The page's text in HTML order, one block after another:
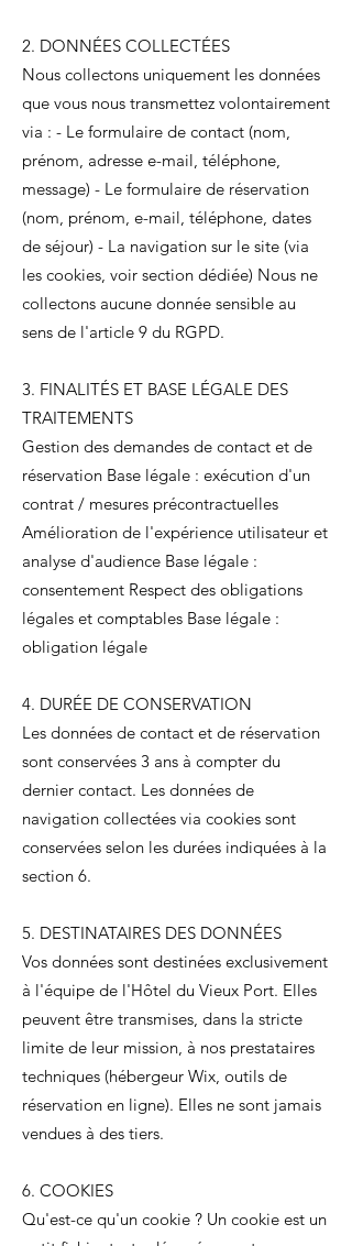
2. DONNÉES COLLECTÉES
Nous collectons uniquement les données
que vous nous transmettez volontairement
via : - Le formulaire de contact (nom,
prénom, adresse e-mail, téléphone,
message) - Le formulaire de réservation
(nom, prénom, e-mail, téléphone, dates
de séjour) - La navigation sur le site (via
les cookies, voir section dédiée) Nous ne
collectons aucune donnée sensible au
sens de l'article 9 du RGPD.
3. FINALITÉS ET BASE LÉGALE DES
TRAITEMENTS
Gestion des demandes de contact et de
réservation Base légale : exécution d'un
contrat / mesures précontractuelles
Amélioration de l'expérience utilisateur et
analyse d'audience Base légale :
consentement Respect des obligations
légales et comptables Base légale :
obligation légale
4. DURÉE DE CONSERVATION
Les données de contact et de réservation
sont conservées 3 ans à compter du
dernier contact. Les données de
navigation collectées via cookies sont
conservées selon les durées indiquées à la
section 6.
5. DESTINATAIRES DES DONNÉES
Vos données sont destinées exclusivement
à l'équipe de l'Hôtel du Vieux Port. Elles
peuvent être transmises, dans la stricte
limite de leur mission, à nos prestataires
techniques (hébergeur Wix, outils de
réservation en ligne). Elles ne sont jamais
vendues à des tiers.
6. COOKIES
Qu'est-ce qu'un cookie ? Un cookie est un